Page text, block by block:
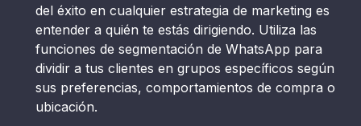
del éxito en cualquier estrategia de marketing es
entender a quién te estás dirigiendo. Utiliza las
funciones de segmentación de WhatsApp para
dividir a tus clientes en grupos específicos según
sus preferencias, comportamientos de compra o
ubicación.